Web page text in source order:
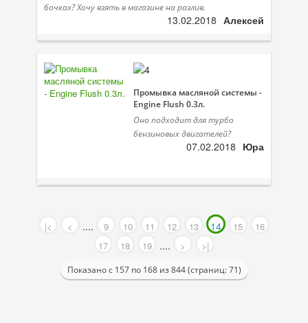
бочках? Хочу взять в магазине на разлив.
13.02.2018 Алексей
Промывка масляной системы -
Engine Flush 0.3л.
Оно подходит для турбо
бензиновых двигателей?
07.02.2018 Юра
|< < .... 9 10 11 12 13 14 15
16
17
18 19 .... > >|
Показано с 157 по 168 из 844 (страниц: 71)